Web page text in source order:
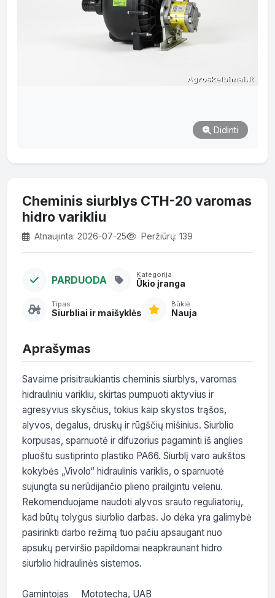
Didinti
Cheminis siurblys CTH-20 varomas
hidro varikliu
Atnaujinta: 2026-07-25 Peržiūrų: 139
PARDUODA Kategorija
Ūkio įranga
Tipas
Siurbliai ir maišyklės
Būklė
Nauja
Aprašymas
Savaime prisitraukiantis cheminis siurblys, varomas
hidrauliniu varikliu, skirtas pumpuoti aktyvius ir
agresyvius skysčius, tokius kaip skystos trąšos,
alyvos, degalus, druskų ir rūgščių mišinius. Siurblio
korpusas, sparnuotė ir difuzorius pagaminti iš anglies
pluoštu sustiprinto plastiko PA66. Siurblį varo aukštos
kokybės „Vivolo“ hidraulinis variklis, o sparnuotė
sujungta su nerūdijančio plieno prailgintu velenu.
Rekomenduojame naudoti alyvos srauto reguliatorių,
kad būtų tolygus siurblio darbas. Jo dėka yra galimybė
pasirinkti darbo režimą tuo pačiu apsaugant nuo
apsukų perviršio papildomai neapkraunant hidro
siurblio hidraulinės sistemos.
Gamintojas	Mototecha, UAB